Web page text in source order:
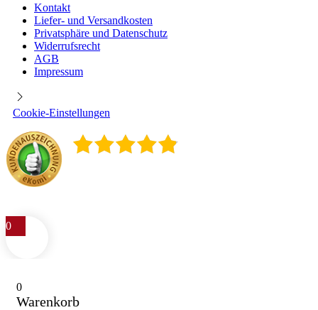
Kontakt
Liefer- und Versandkosten
Privatsphäre und Datenschutz
Widerrufsrecht
AGB
Impressum
Cookie-Einstellungen
0
0
Warenkorb